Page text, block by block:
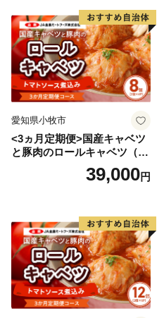
愛知県小牧市
<3ヵ月定期便>国産キャベツ
と豚肉のロールキャベツ（4P
39,000円